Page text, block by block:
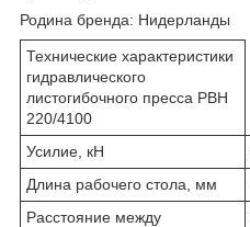
Родина бренда: Нидерланды
Технические характеристики
гидравлического
листогибочного пресса PBH
220/4100
Усилие, кН
Длина рабочего стола, мм
Расстояние между